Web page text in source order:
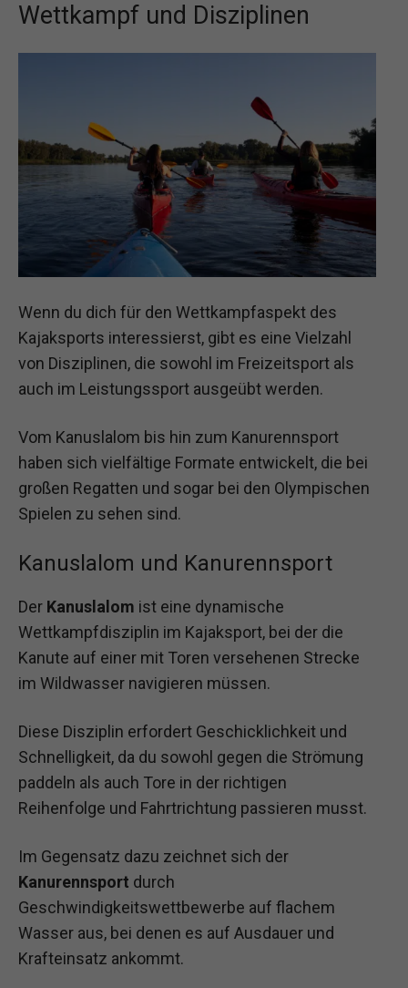
Wettkampf und Disziplinen
Wenn du dich für den Wettkampfaspekt des
Kajaksports interessierst, gibt es eine Vielzahl
von Disziplinen, die sowohl im Freizeitsport als
auch im Leistungssport ausgeübt werden.
Vom Kanuslalom bis hin zum Kanurennsport
haben sich vielfältige Formate entwickelt, die bei
großen Regatten und sogar bei den Olympischen
Spielen zu sehen sind.
Kanuslalom und Kanurennsport
Der Kanuslalom ist eine dynamische
Wettkampfdisziplin im Kajaksport, bei der die
Kanute auf einer mit Toren versehenen Strecke
im Wildwasser navigieren müssen.
Diese Disziplin erfordert Geschicklichkeit und
Schnelligkeit, da du sowohl gegen die Strömung
paddeln als auch Tore in der richtigen
Reihenfolge und Fahrtrichtung passieren musst.
Im Gegensatz dazu zeichnet sich der
Kanurennsport durch
Geschwindigkeitswettbewerbe auf flachem
Wasser aus, bei denen es auf Ausdauer und
Krafteinsatz ankommt.